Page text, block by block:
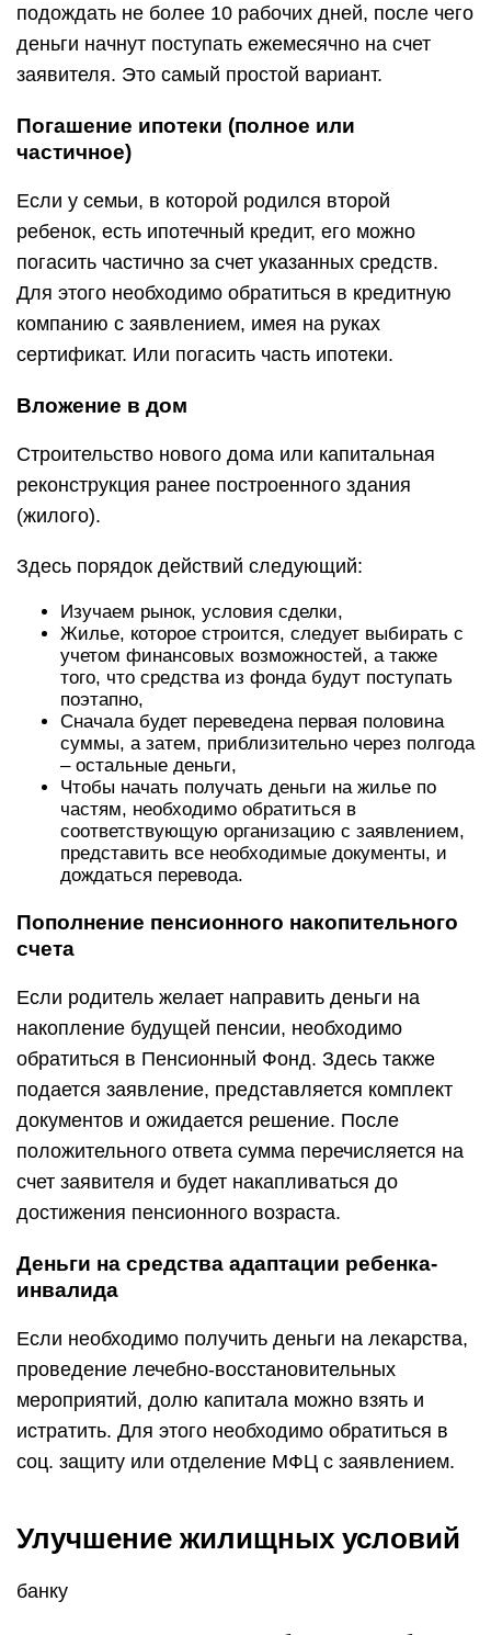
подождать не более 10 рабочих дней, после чего
деньги начнут поступать ежемесячно на счет
заявителя. Это самый простой вариант.
Погашение ипотеки (полное или
частичное)
Если у семьи, в которой родился второй
ребенок, есть ипотечный кредит, его можно
погасить частично за счет указанных средств.
Для этого необходимо обратиться в кредитную
компанию с заявлением, имея на руках
сертификат. Или погасить часть ипотеки.
Вложение в дом
Строительство нового дома или капитальная
реконструкция ранее построенного здания
(жилого).
Здесь порядок действий следующий:
Изучаем рынок, условия сделки,
Жилье, которое строится, следует выбирать с
учетом финансовых возможностей, а также
того, что средства из фонда будут поступать
поэтапно,
Сначала будет переведена первая половина
суммы, а затем, приблизительно через полгода
– остальные деньги,
Чтобы начать получать деньги на жилье по
частям, необходимо обратиться в
соответствующую организацию с заявлением,
представить все необходимые документы, и
дождаться перевода.
Пополнение пенсионного накопительного
счета
Если родитель желает направить деньги на
накопление будущей пенсии, необходимо
обратиться в Пенсионный Фонд. Здесь также
подается заявление, представляется комплект
документов и ожидается решение. После
положительного ответа сумма перечисляется на
счет заявителя и будет накапливаться до
достижения пенсионного возраста.
Деньги на средства адаптации ребенка-
инвалида
Если необходимо получить деньги на лекарства,
проведение лечебно-восстановительных
мероприятий, долю капитала можно взять и
истратить. Для этого необходимо обратиться в
соц. защиту или отделение МФЦ с заявлением.
Улучшение жилищных условий
банку